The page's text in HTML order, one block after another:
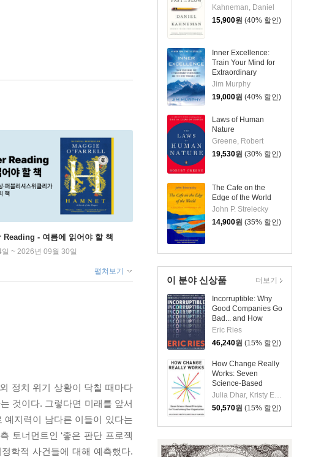
Kahneman, Daniel
15,900원 (40% 할인)
Inner Excellence:
Train Your Mind for
Extraordinary
Performance and the
Best Possible Life
Jim Murphy
19,000원 (40% 할인)
Laws of Human
Nature
Greene, Robert
19,530원 (30% 할인)
The Cafe on the
Edge of the World
John P. Strelecky
14,900원 (35% 할인)
이 분야 신상품
Incorruptible: Why
Good Companies Go
Bad... and How
Great Companies
Stay Great
Eric Ries
46,240원 (15% 할인)
How Change Really
Works: Seven
Science-Based
Principles for
Transforming Your
Organization
Julia Dhar, Kristy Ellmer, Philip Jameson
50,570원 (15% 할인)
더보기
Reading - 여름에 읽어야 할 책
~ 2026년 09월 30일
펼쳐보기
정치 위기 상황이 닥칠 때마다
것이다. 그렇다면 미래를 앞서
예지력이 남다른 이들이 있다는
토너먼트인 ‘좋은 판단 프로젝
학적 사건들에 대해 예측했다.